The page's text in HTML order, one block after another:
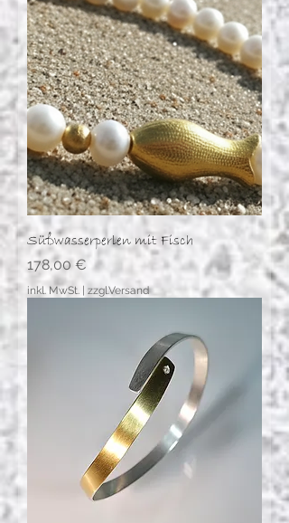
Süßwasserperlen mit Fisch
Preis
178,00 €
inkl. MwSt. zzgl.Versand